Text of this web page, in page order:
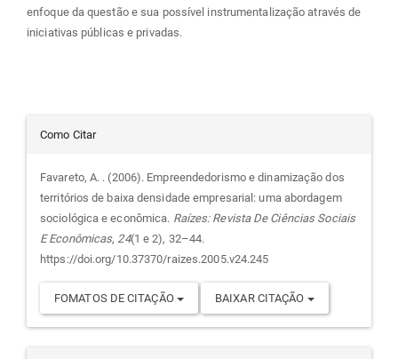
enfoque da questão e sua possível instrumentalização através de
iniciativas públicas e privadas.
Detalhes
do
artigo
Como Citar
Favareto, A. . (2006). Empreendedorismo e dinamização dos
territórios de baixa densidade empresarial: uma abordagem
sociológica e econômica. Raízes: Revista De Ciências Sociais
E Econômicas, 24(1 e 2), 32–44.
https://doi.org/10.37370/raizes.2005.v24.245
FOMATOS DE CITAÇÃO BAIXAR CITAÇÃO